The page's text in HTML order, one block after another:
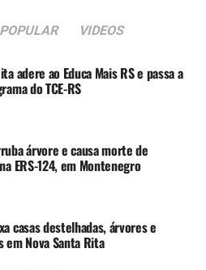
POPULAR VIDEOS
adere ao Educa Mais RS e passa a
do TCE-RS
árvore e causa morte de
ERS-124, em Montenegro
casas destelhadas, árvores e
em Nova Santa Rita